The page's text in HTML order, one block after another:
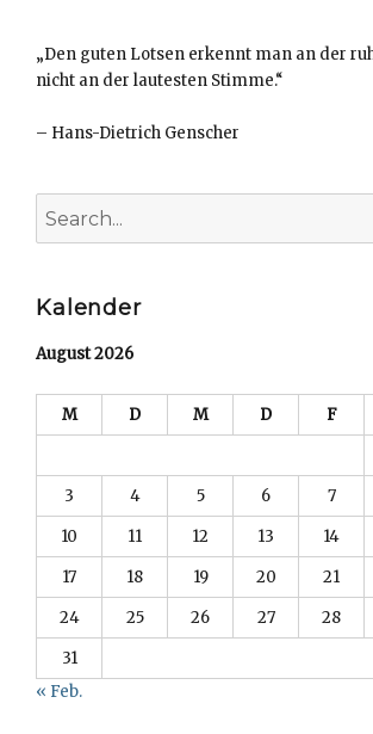
„Den guten Lotsen erkennt man an der
nicht an der lautesten Stimme.“
– Hans-Dietrich Genscher
for:
Kalender
August 2026
M D M D F
3
4 5 6 7
10
11 12 13 14
17
18 19 20 21
24
25 26 27 28
31
« Feb.